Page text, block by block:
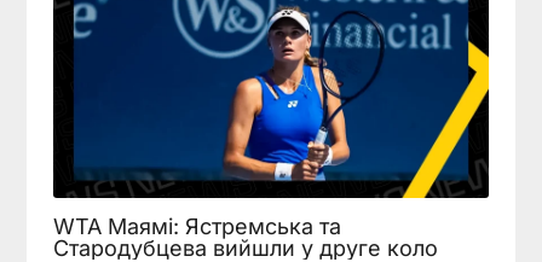
WTA Маямі: Ястремська та
Стародубцева вийшли у друге коло